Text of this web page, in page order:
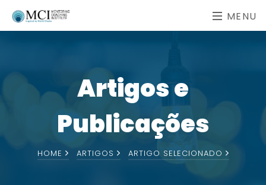
MENU
Artigos e
Publicações
HOME ARTIGOS ARTIGO SELECIONADO